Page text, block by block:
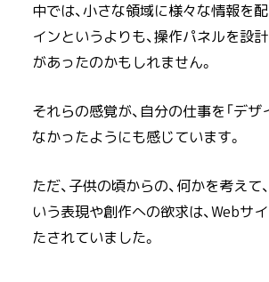
中では、小さな領域に様々な情報を
インというよりも、操作パネルを設
があったのかもしれません。
それらの感覚が、自分の仕事を「デザ
なかったようにも感じています。
ただ、子供の頃からの、何かを考えて
いう表現や創作への欲求は、Webサ
たされていました。